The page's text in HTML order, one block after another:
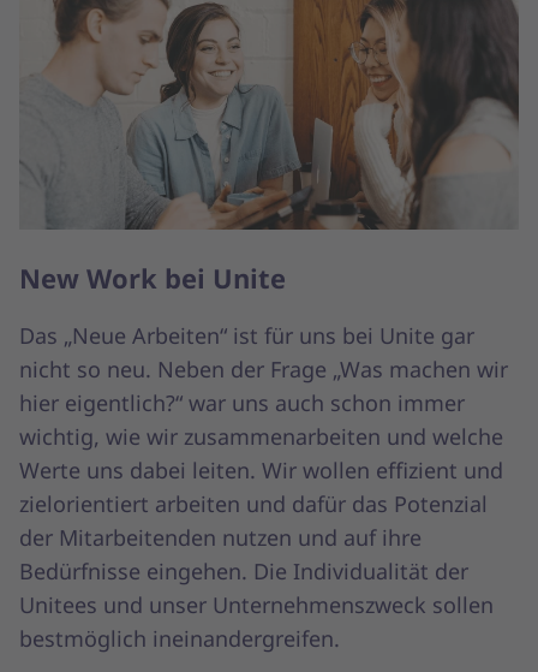
New Work bei Unite
Das „Neue Arbeiten“ ist für uns bei Unite gar
nicht so neu. Neben der Frage „Was machen wir
hier eigentlich?“ war uns auch schon immer
wichtig, wie wir zusammenarbeiten und welche
Werte uns dabei leiten. Wir wollen effizient und
zielorientiert arbeiten und dafür das Potenzial
der Mitarbeitenden nutzen und auf ihre
Bedürfnisse eingehen. Die Individualität der
Unitees und unser Unternehmenszweck sollen
bestmöglich ineinandergreifen.